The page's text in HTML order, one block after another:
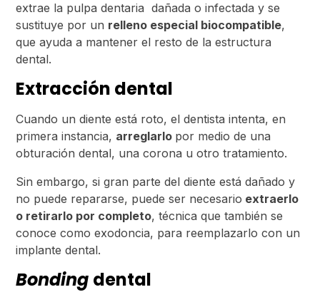
extrae la pulpa dentaria dañada o infectada y se
sustituye por un relleno especial biocompatible,
que ayuda a mantener el resto de la estructura
dental.
Extracción dental
Cuando un diente está roto, el dentista intenta, en
primera instancia, arreglarlo por medio de una
obturación dental, una corona u otro tratamiento.
Sin embargo, si gran parte del diente está dañado y
no puede repararse, puede ser necesario extraerlo
o retirarlo por completo, técnica que también se
conoce como exodoncia, para reemplazarlo con un
implante dental.
Bonding dental